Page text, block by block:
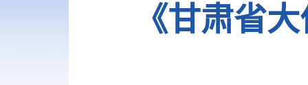
《甘肃省